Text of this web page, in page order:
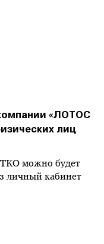
«ЛОТОС
лиц
можно будет
личный кабинет